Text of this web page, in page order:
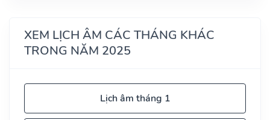
XEM LỊCH ÂM CÁC THÁNG KHÁC
TRONG NĂM 2025
Lịch âm tháng 1